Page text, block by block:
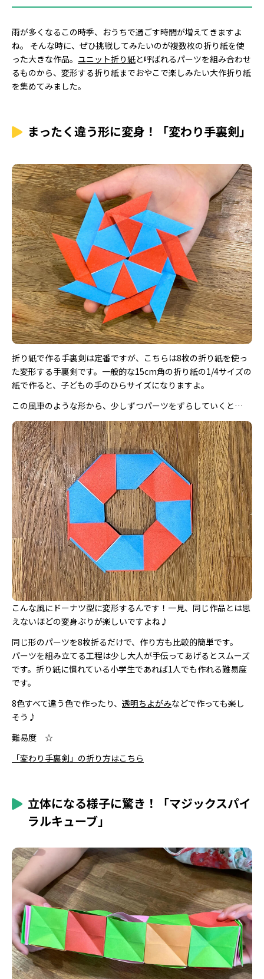
雨が多くなるこの時季、おうちで過ごす時間が増えてきますよ
ね。 そんな時に、ぜひ挑戦してみたいのが複数枚の折り紙を使
った大きな作品。 ユニット折り紙と呼ばれるパーツを組み合わせ
るものから、変形する折り紙までおやこで楽しみたい大作折り紙
を集めてみました。
まったく違う形に変身！「変わり手裏剣」
折り紙で作る手裏剣は定番ですが、こちらは8枚の折り紙を使っ
た変形する手裏剣です。一般的な15cm角の折り紙の1/4サイズの
紙で作ると、子どもの手のひらサイズになりますよ。
この風車のような形から、少しずつパーツをずらしていくと…
こんな風にドーナツ型に変形するんです！一見、同じ作品とは思
えないほどの変身ぶりが楽しいですよね♪
同じ形のパーツを8枚折るだけで、作り方も比較的簡単です。
パーツを組み立てる工程は少し大人が手伝ってあげるとスムーズ
です。折り紙に慣れている小学生であれば1人でも作れる難易度
です。
8色すべて違う色で作ったり、 透明ちよがみなどで作っても楽し
そう♪
難易度 ☆
「変わり手裏剣」の折り方はこちら
立体になる様子に驚き！「マジックスパイ
ラルキューブ」